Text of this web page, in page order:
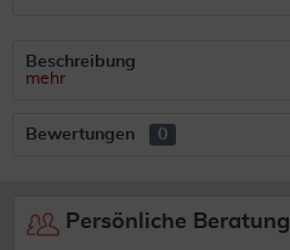
Beschreibung
mehr
Bewertungen 0
Persönliche Beratung